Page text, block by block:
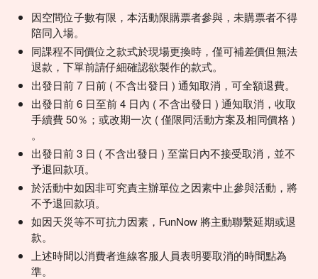
因空間位子數有限，本活動限購票者參與，未購票者不得
陪同入場。
同課程不同價位之款式於現場更換時，僅可補差價但無法
退款，下單前請仔細確認欲製作的款式。
出發日前 7 日前 ( 不含出發日 ) 通知取消，可全額退費。
出發日前 6 日至前 4 日內 ( 不含出發日 ) 通知取消，收取
手續費 50％；或改期一次 ( 僅限同活動方案及相同價格 )
。
出發日前 3 日 ( 不含出發日 ) 至當日內不接受取消，並不
予退回款項。
於活動中如因非可究責主辦單位之因素中止參與活動，將
不予退回款項。
如因天災等不可抗力因素，FunNow 將主動聯繫延期或退
款。
上述時間以消費者進線客服人員表明要取消的時間點為
準。